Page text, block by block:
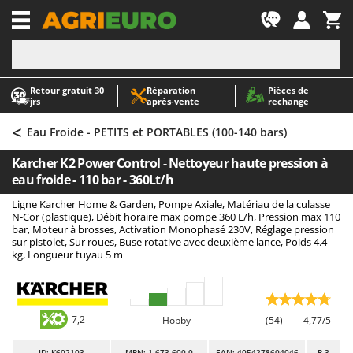
Retour gratuit 30
jrs
Réparation
après‑vente
Pièces de
rechange
-1
A
Abris de jardin
Accessoires pour tracteurs tondeuses autoportés
Aérateurs Scarificateurs pour gazon
Arracheuses de pommes de terre pour tracteur
Aspirateurs - Balais Électriques
Aspirateurs à cendres
Aspirateurs à feuilles sur roues
Aspirateurs Multifonctions
Atomiseurs agricoles pour tracteurs
A
AgriEuro Premium
AgriEuro TOP-LINE
AGT
Aima
Airmec
AL-KO
Alce
Alpina
< Eau Froide - PETITS et PORTABLES (100-140 bars)
Karcher K2 Power Control - Nettoyeur haute pression à
eau froide - 110 bar - 360Lt/h
Ligne Karcher Home & Garden, Pompe Axiale, Matériau de la culasse
N-Cor (plastique), Débit horaire max pompe 360 L/h, Pression max 110
bar, Moteur à brosses, Activation Monophasé 230V, Réglage pression
sur pistolet, Sur roues, Buse rotative avec deuxième lance, Poids 4.4
kg, Longueur tuyau 5 m
7,2 Hobby (54) 4,77/5